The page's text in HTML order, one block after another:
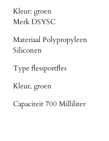
Kleur: groen
Merk DSYSC
Materiaal Polypropyleen
Siliconen
Type flessportfles
Kleur, groen
Capaciteit 700 Milliliter